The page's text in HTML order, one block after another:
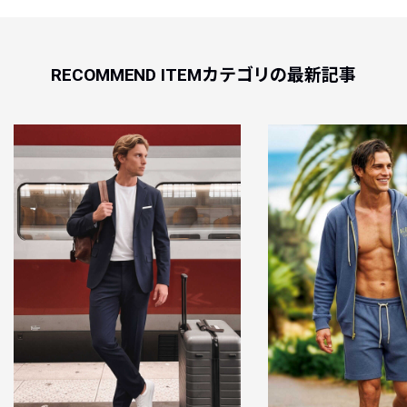
RECOMMEND ITEMカテゴリの最新記事